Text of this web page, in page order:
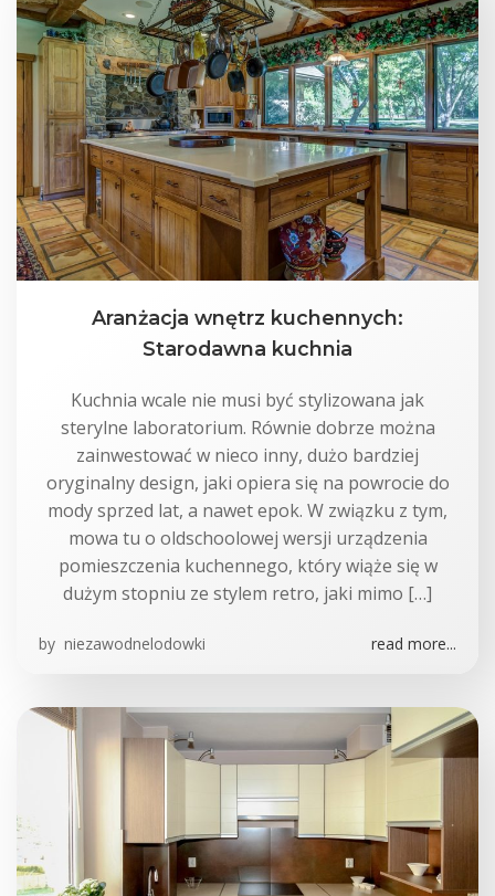
Aranżacja wnętrz kuchennych:
Starodawna kuchnia
Kuchnia wcale nie musi być stylizowana jak
sterylne laboratorium. Równie dobrze można
zainwestować w nieco inny, dużo bardziej
oryginalny design, jaki opiera się na powrocie do
mody sprzed lat, a nawet epok. W związku z tym,
mowa tu o oldschoolowej wersji urządzenia
pomieszczenia kuchennego, który wiąże się w
dużym stopniu ze stylem retro, jaki mimo […]
by niezawodnelodowki read more...